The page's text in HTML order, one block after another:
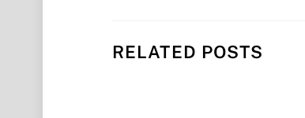
RELATED POSTS